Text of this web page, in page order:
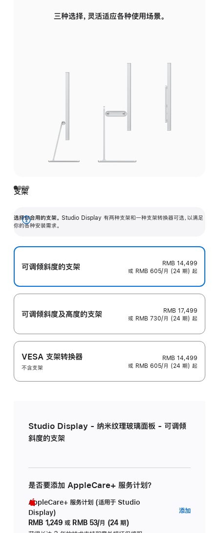
三种选择，灵活适应各种使用场景。
支架
选择你合用的支架。 Studio Display 有两种支架和一种支架转换器可选，以满足
你的各种安装需求。
展
可调倾斜度的支架
RMB 14,499
或 RMB 605/月 (24 期) 起
可调倾斜度及高‍度的支‍架
RMB 17,499
或 RMB 730/月 (24 期) 起
VESA 支架转换器
不含支架
RMB 14,499
或 RMB 605/月 (24 期) 起
Studio Display - 纳米纹理玻璃面板 - 可调倾
斜度的支架
是否要添加 AppleCare+ 服务计划？
AppleCare+ 服务计划 (适用于 Studio
Display)
RMB 1,249 或 RMB 53/月 (24 期)
添加